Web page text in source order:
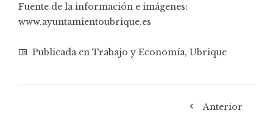
Fuente de la información e imágenes:
www.ayuntamientoubrique.es
Publicada en Trabajo y Economía, Ubrique
Anterior